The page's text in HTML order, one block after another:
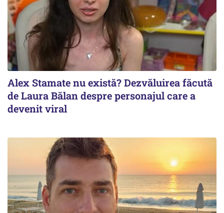
Alex Stamate nu există? Dezvăluirea făcută
de Laura Bălan despre personajul care a
devenit viral